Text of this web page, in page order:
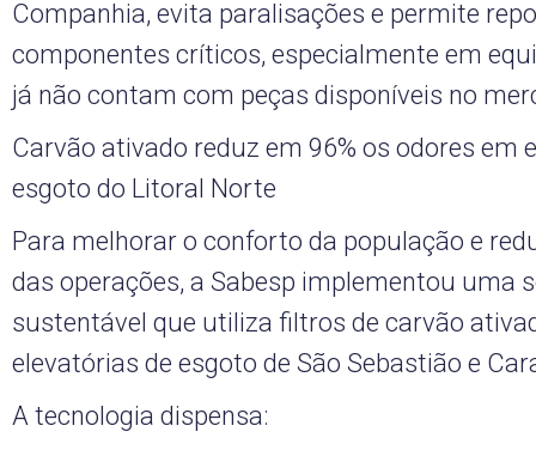
Companhia, evita paralisações e permite
componentes críticos, especialmente em
já não contam com peças disponíveis no
Carvão ativado reduz em 96% os odores em
esgoto do Litoral Norte
Para melhorar o conforto da população e
das operações, a Sabesp implementou uma
sustentável que utiliza filtros de carvão
elevatórias de esgoto de São Sebastião e
A tecnologia dispensa: